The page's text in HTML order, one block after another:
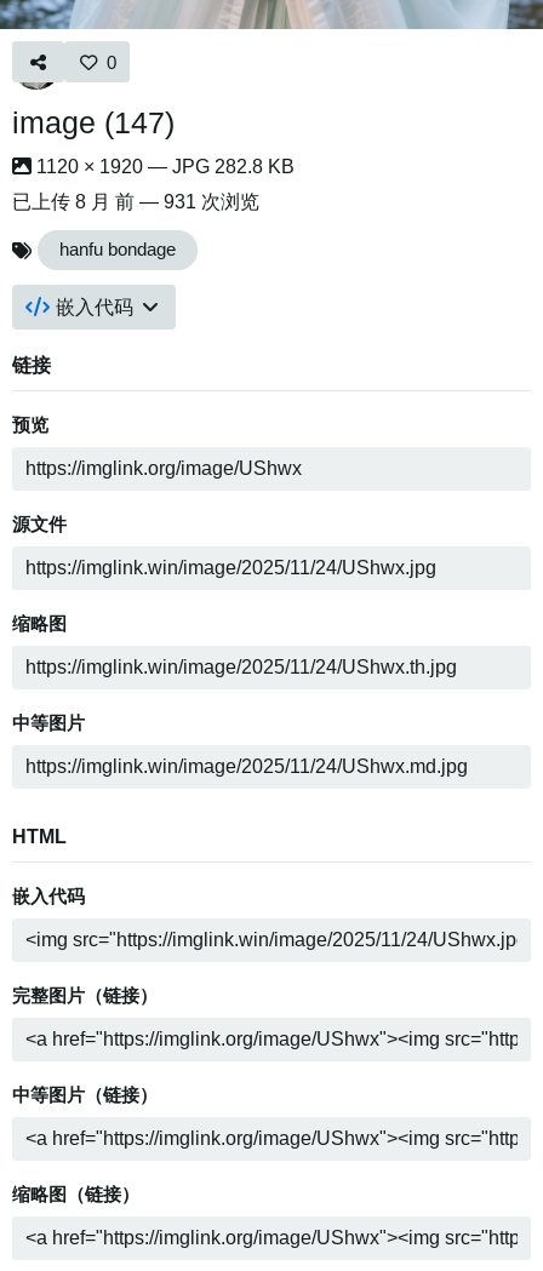
0
image (147)
1120 × 1920 — JPG 282.8 KB
已上传 8 月 前 — 931 次浏览
hanfu bondage
嵌入代码
链接
预览
源文件
缩略图
中等图片
HTML
嵌入代码
完整图片（链接）
中等图片（链接）
缩略图（链接）